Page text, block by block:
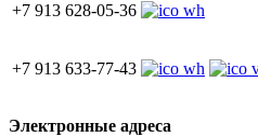
+7 913 628-05-36
+7 913 633-77-43
Электронные адреса